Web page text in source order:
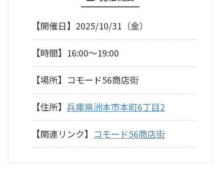
【開催日】2025/10/31（金）
【時間】16:00～19:00
【場所】コモード56商店街
【住所】 兵庫県洲本市本町6丁目2
【関連リンク】 コモード56商店街